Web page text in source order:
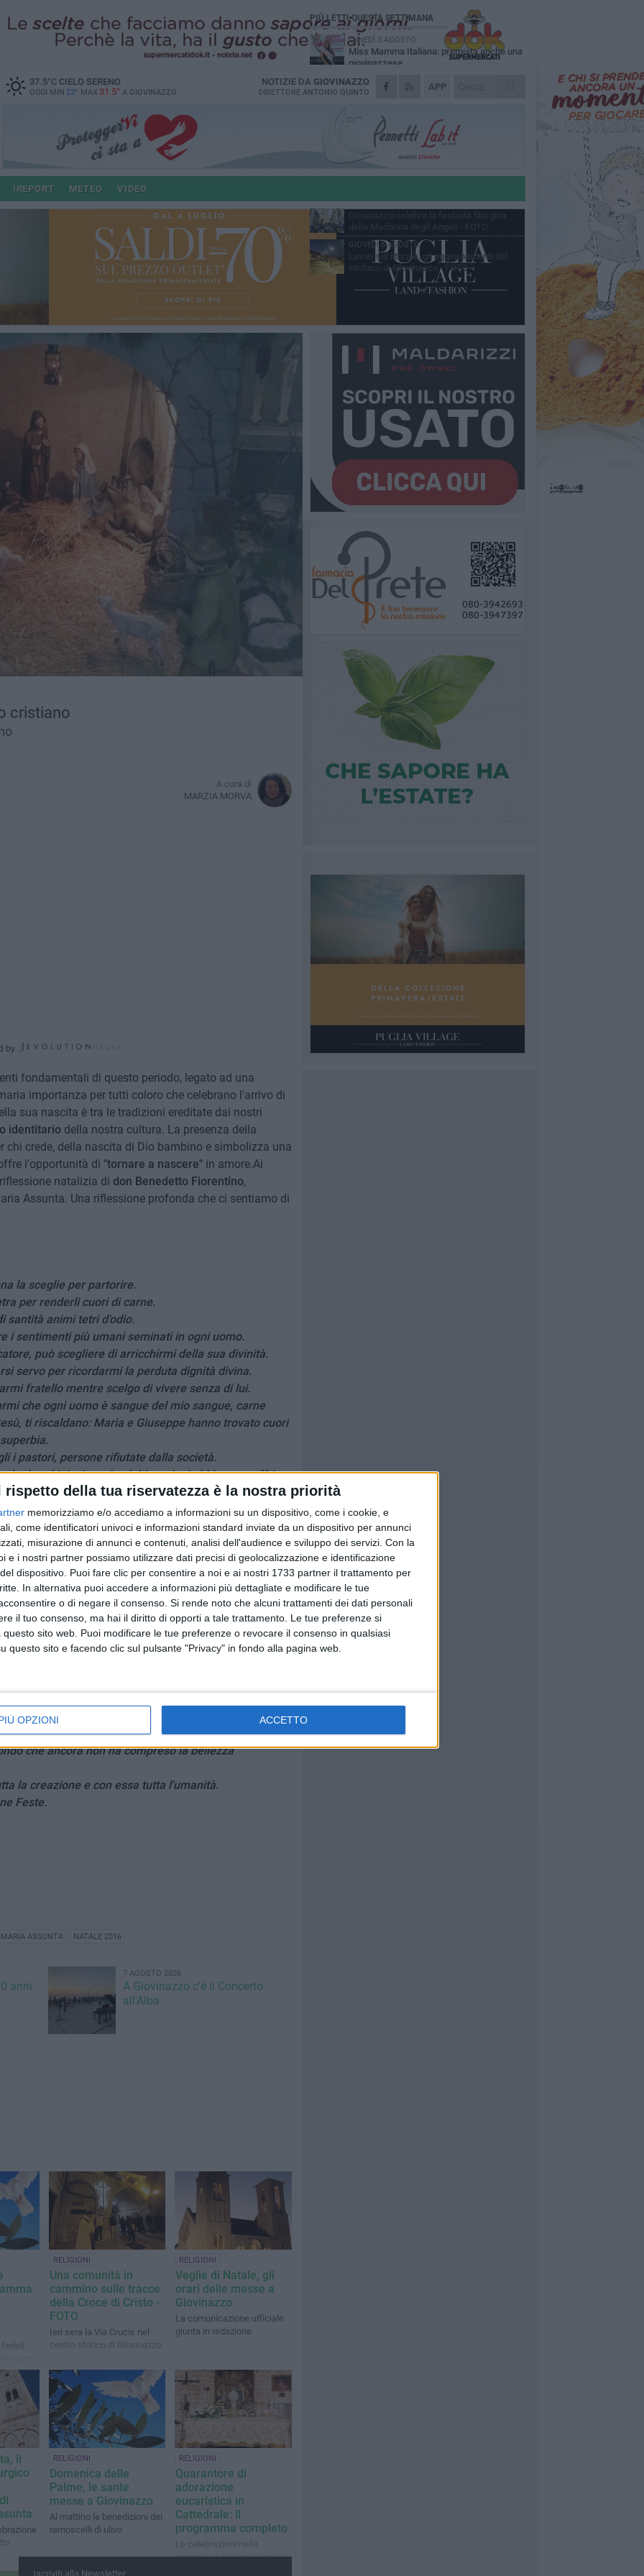
rispetto della tua riservatezza è la nostra priorità
memorizziamo e/o accediamo a informazioni su un dispositivo, come i cookie, e
come identificatori univoci e informazioni standard inviate da un dispositivo per annunci
misurazione di annunci e contenuti, analisi dell'audience e sviluppo dei servizi. Con la
e i nostri partner possiamo utilizzare dati precisi di geolocalizzazione e identificazione
dispositivo. Puoi fare clic per consentire a noi e ai nostri 1733 partner il trattamento per
In alternativa puoi accedere a informazioni più dettagliate e modificare le tue
o di negare il consenso. Si rende noto che alcuni trattamenti dei dati personali
il tuo consenso, ma hai il diritto di opporti a tale trattamento. Le tue preferenze si
sito web. Puoi modificare le tue preferenze o revocare il consenso in qualsiasi
questo sito e facendo clic sul pulsante "Privacy" in fondo alla pagina web.
OPZIONI ACCETTO
37.5°CCIELO SERENO
OGGI MIN 23° MAX 31.5° A GIOVINAZZO
APP
NOTIZIE DA GIOVINAZZO
DIRETTORE ANTONIO QUINTO
IREPORT METEO VIDEO
cristiano
A cura di
MARZIA MORVA
by
fondamentali di questo periodo, legato ad una
importanza per tutti coloro che celebrano l'arrivo di
sua nascita è tra le tradizioni ereditate dai nostri
identitario della nostra cultura. La presenza della
chi crede, della nascita di Dio bambino e simbolizza una
l'opportunità di "tornare a nascere"in amore.Ai
natalizia di don Benedetto Fiorentino,
Assunta. Una riflessione profonda che ci sentiamo di
la sceglie per partorire.
per renderli cuori di carne.
santità animi tetri d'odio.
i sentimenti più umani seminati in ogni uomo.
può scegliere di arricchirmi della sua divinità.
servo per ricordarmi la perduta dignità divina.
fratello mentre scelgo di vivere senza di lui.
che ogni uomo è sangue del mio sangue, carne
ti riscaldano: Maria e Giuseppe hanno trovato cuori
i pastori, persone rifiutate dalla società.
che bambini, giovani, adulti, anziani abbiano a soffrire
vere ricchezze eterne.
guida i genitori ad amarsi e indicare come si ama.
atteggiamenti fraterni pur attratti da risentimenti e
la tua mano le lacrime dei fanciulli, ad accarezzare
cantare insieme la meravigliosa potenza delle parole
Vieni!».
Gesù, siamo stufi di guerre e carichi di
con te. Vieni, Signore, abita la nostra vita,
della tua luce, facci rinascere con te: rendici in te
nome di tutta l'umanità.
sconcertante di Dio nella vita quotidiana, nelle
che ancora non ha compreso la bellezza
la creazione e con essa tutta l'umanità.
Feste.
ASSUNTA NATALE 2016
anni
7 AGOSTO 2026
A Giovinazzo c'è il Concerto
all'Alba
fedeli
RELIGIONI
Una comunità in
cammino sulle tracce
della Croce di Cristo -
FOTO
Ieri sera la Via Crucis nel
centro storico di Giovinazzo
RELIGIONI
Veglie di Natale, gli
orari delle messe a
Giovinazzo
La comunicazione ufficiale
giunta in redazione
il
RELIGIONI
Domenica delle
Palme, le sante
messe a Giovinazzo
Al mattino le benedizioni dei
ramoscelli di ulivo
RELIGIONI
Quarantore di
adorazione
eucaristica in
Cattedrale: il
programma completo
Le celebrazioni nella
cappella della Confraternita
Iscriviti alla Newsletter
PIÙ LETTI QUESTA SETTIMANA
LUNEDÌ 3 AGOSTO
Miss Mamma Italiana: premiata anche una
giovinazzese
MARTEDÌ 4 AGOSTO
Liquidi oleosi sul litorale di Giovinazzo,
MERCOLEDÌ 5 AGOSTO
Problemi raccolta plastica in Puglia:
l'assessora Ciliento prova a spegnere le
LUNEDÌ 3 AGOSTO
«Giovinazzo, a che punto siamo?»:
MARTEDÌ 4 AGOSTO
GIOVEDÌ 6 AGOSTO
Lavori sul litorale, gli aggiornamenti del
sindaco di Giovinazzo - FOTO